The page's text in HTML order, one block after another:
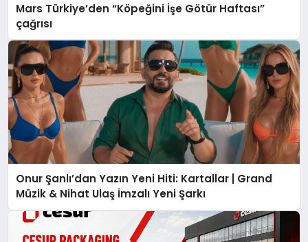
Mars Türkiye’den “Köpeğini İşe Götür Haftası”
çağrısı
Onur Şanlı’dan Yazın Yeni Hiti: Kartallar | Grand
Müzik & Nihat Ulaş İmzalı Yeni Şarkı